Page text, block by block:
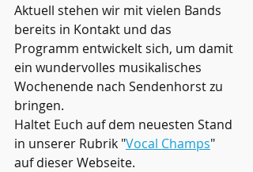
Aktuell stehen wir mit vielen Bands
bereits in Kontakt und das
Programm entwickelt sich, um damit
ein wundervolles musikalisches
Wochenende nach Sendenhorst zu
bringen.
Haltet Euch auf dem neuesten Stand
in unserer Rubrik "Vocal Champs"
auf dieser Webseite.